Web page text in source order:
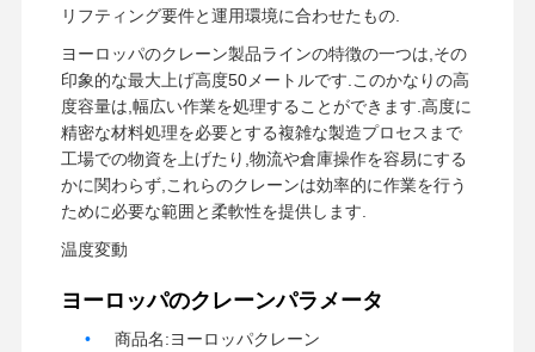
リフティング要件と運用環境に合わせたもの.
ヨーロッパのクレーン製品ラインの特徴の一つは,その
印象的な最大上げ高度50メートルです.このかなりの高
度容量は,幅広い作業を処理することができます.高度に
精密な材料処理を必要とする複雑な製造プロセスまで
工場での物資を上げたり,物流や倉庫操作を容易にする
かに関わらず,これらのクレーンは効率的に作業を行う
ために必要な範囲と柔軟性を提供します.
温度変動
ヨーロッパのクレーンパラメータ
商品名:ヨーロッパクレーン